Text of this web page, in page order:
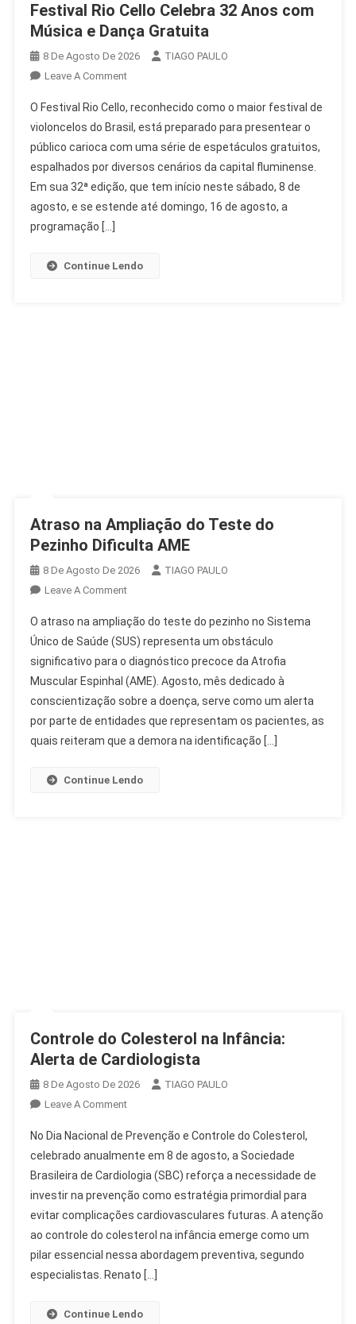
Festival Rio Cello Celebra 32 Anos com
Música e Dança Gratuita
8 De Agosto De 2026
TIAGO PAULO
Leave A CommentOn
Rio
Cello
Celebra
32
Anos
Com
O Festival Rio Cello, reconhecido como o maior festival de
violoncelos do Brasil, está preparado para presentear o
público carioca com uma série de espetáculos gratuitos,
espalhados por diversos cenários da capital fluminense.
Em sua 32ª edição, que tem início neste sábado, 8 de
agosto, e se estende até domingo, 16 de agosto, a
programação […]
Continue Lendo
Atraso na Ampliação do Teste do
Pezinho Dificulta AME
8 De Agosto De 2026
TIAGO PAULO
Leave A CommentOn
Na
Ampliação
Do
Teste
Do
Pezinho
Dificulta
O atraso na ampliação do teste do pezinho no Sistema
Único de Saúde (SUS) representa um obstáculo
significativo para o diagnóstico precoce da Atrofia
Muscular Espinhal (AME). Agosto, mês dedicado à
conscientização sobre a doença, serve como um alerta
por parte de entidades que representam os pacientes, as
quais reiteram que a demora na identificação […]
Continue Lendo
Controle do Colesterol na Infância:
Alerta de Cardiologista
8 De Agosto De 2026
TIAGO PAULO
Leave A CommentOn
Do
Colesterol
Na
Infância:
Alerta
De
Cardiologista
No Dia Nacional de Prevenção e Controle do Colesterol,
celebrado anualmente em 8 de agosto, a Sociedade
Brasileira de Cardiologia (SBC) reforça a necessidade de
investir na prevenção como estratégia primordial para
evitar complicações cardiovasculares futuras. A atenção
ao controle do colesterol na infância emerge como um
pilar essencial nessa abordagem preventiva, segundo
especialistas. Renato […]
Continue Lendo